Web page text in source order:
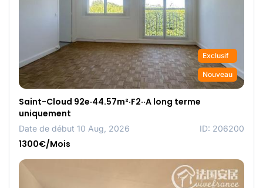
Exclusif
Nouveau
Saint-Cloud 92e·44.57m²·F2··A long terme
uniquement
Date de début 10 Aug, 2026 ID: 206200
1300€/Mois